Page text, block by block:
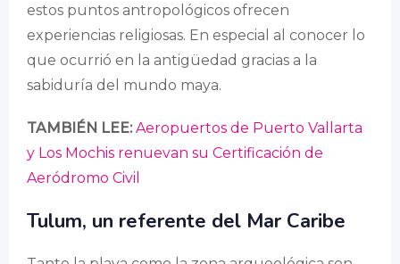
estos puntos antropológicos ofrecen
experiencias religiosas. En especial al conocer lo
que ocurrió en la antigüedad gracias a la
sabiduría del mundo maya.
TAMBIÉN LEE: Aeropuertos de Puerto Vallarta
y Los Mochis renuevan su Certificación de
Aeródromo Civil
Tulum, un referente del Mar Caribe